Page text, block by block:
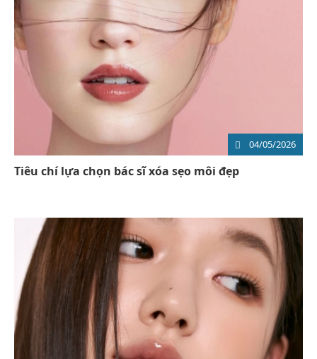
04/05/2026
Tiêu chí lựa chọn bác sĩ xóa sẹo môi đẹp